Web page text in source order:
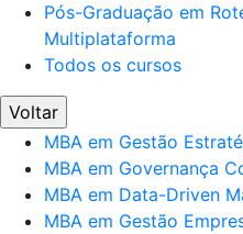
Pós-Graduação em
Multiplataforma
Todos os cursos
Voltar
MBA em Gestão
MBA em Governança
MBA em Data-Driven
MBA em Gestão